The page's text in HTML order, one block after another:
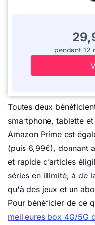
pendant 12
Toutes deux
smartphone, tablette
Amazon Prime est
(puis 6,99€), donnant
et rapide d’articles
séries en illimité, à de
qu'à des jeux et un
Pour bénéficier de ce
meilleures box 4G/5G